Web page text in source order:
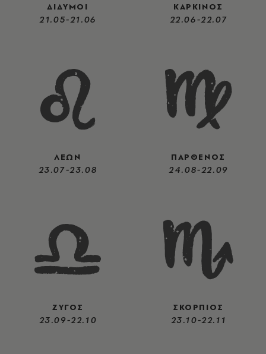
ΔΙΔΥΜΟΙ
21.05-21.06
ΚΑΡΚΙΝΟΣ
22.06-22.07
ΛΕΩΝ
23.07-23.08
ΠΑΡΘΕΝΟΣ
24.08-22.09
ΖΥΓΟΣ
23.09-22.10
ΣΚΟΡΠΙΟΣ
23.10-22.11